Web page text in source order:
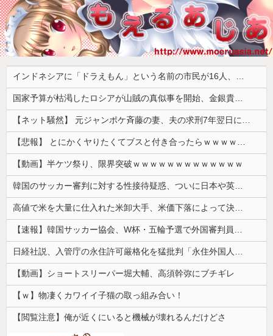
インドネシアに「ドラえもん」という名前の市民が16人、「のび太」は181人
国家予算が枯渇したロシアが山賊の真似事を開始、金銀貴金属じゃなくて自動車とかってところがリアリティありすぎる……
【ネット騒然】 元ジャンポケ斉藤の妻、夫の求刑7年翌日にインスタ更新！その内容がガチでヤバすぎる…
【悲報】 とにかくヤりたくてブスと付き合ったらｗｗｗｗｗｗｗｗｗｗｗｗｗｗｗ
【動画】半ケツ祭り、限界突破ｗｗｗｗｗｗｗｗｗｗｗｗｗ
韓国のサッカー審判に対する性接待疑惑、ついに日本や英国メディアにも取り上げられ国際問題に発展w
高値で米を大量に仕入れた米卸大手、米価下落によって決算が凄まじいことになっている模様
【速報】韓国サッカー協会、W杯・五輪予選で外国審判員や監督官を性接待！！！！
日経社説、入管庁の永住許可厳格化を猛批判「永住外国人の生活保護受給をなくす目的、外国人の意欲をそがないか懸念」「外国人を一時的な労働力ではなく、...
【動画】ショートスリーパー堀大輔、高須幹弥にブチギレ
【ｗ】物凄くカワイイ子猫の取っ組み合い！
【閲覧注意】俺が近くにいると機械が壊れるんだけどさ